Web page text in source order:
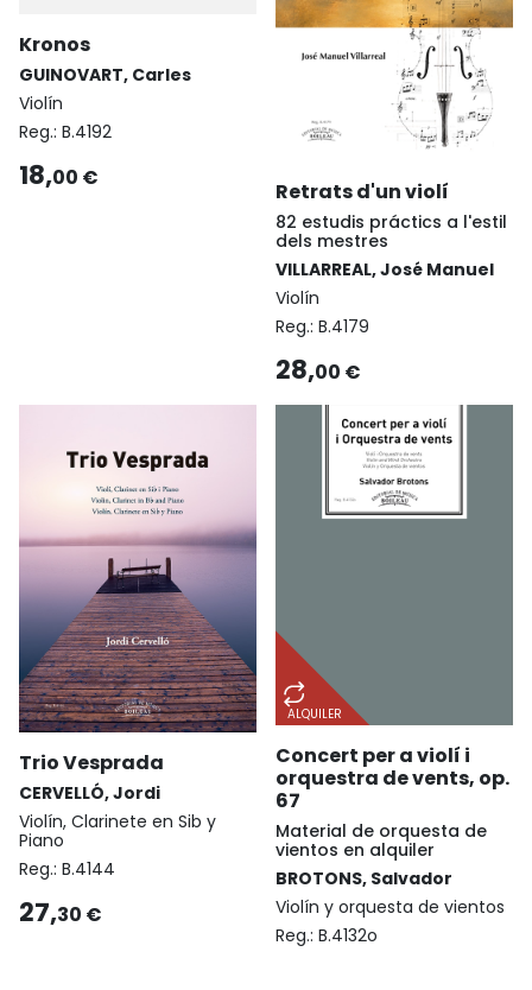
Kronos
GUINOVART, Carles
Violín
Reg.: B.4192
18,00 €
Retrats d'un violí
82 estudis práctics a l'estil
dels mestres
VILLARREAL, José Manuel
Violín
Reg.: B.4179
28,00 €
Trio Vesprada
CERVELLÓ, Jordi
Violín, Clarinete en Sib y
Piano
Reg.: B.4144
27,30 €
ALQUILER
Concert per a violí i
orquestra de vents, op.
67
Material de orquesta de
vientos en alquiler
BROTONS, Salvador
Violín y orquesta de vientos
Reg.: B.4132o